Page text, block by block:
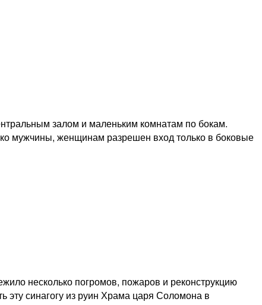
залом и маленьким комнатам по бокам.
мужчины, женщинам разрешен вход только в боковые
несколько погромов, пожаров и реконструкцию
эту синагогу из руин Храма царя Соломона в